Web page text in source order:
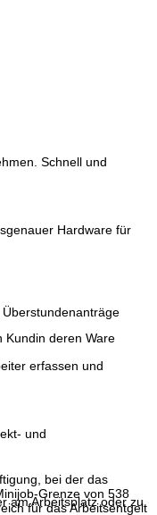
Schnell und
Hardware für
erfassen und
und
am Arbeitsplatz oder zu
bei der das
Grenze von 538
für das Arbeitsentgelt